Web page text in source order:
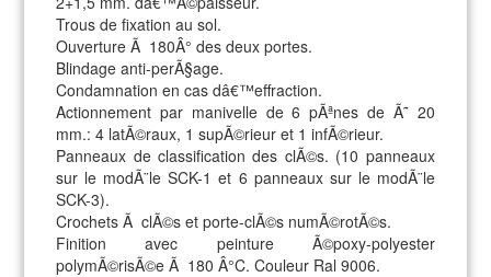
Trous de fixation au sol.
Ouverture Ã 180Â° des deux portes.
Blindage anti-perÃ§age.
Condamnation en cas dâ€™effraction.
Actionnement par manivelle de 6 pÃªnes de Ã˜ 20
mm.: 4 latÃ©raux, 1 supÃ©rieur et 1 infÃ©rieur.
Panneaux de classification des clÃ©s. (10 panneaux
sur le modÃ¨le SCK-1 et 6 panneaux sur le modÃ¨le
SCK-3).
Crochets Ã clÃ©s et porte-clÃ©s numÃ©rotÃ©s.
Finition avec peinture Ã©poxy-polyester
polymÃ©risÃ©e Ã 180 Â°C. Couleur Ral 9006.